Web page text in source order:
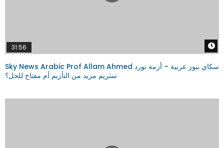
31:56
Sky News Arabic Prof Allam Ahmed سكاي نيوز عربية – أزمة نورد
ستريم مزيد من التأزيم أم مفتاح للحل؟